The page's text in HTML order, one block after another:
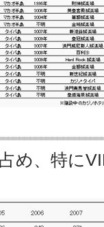
め、特に